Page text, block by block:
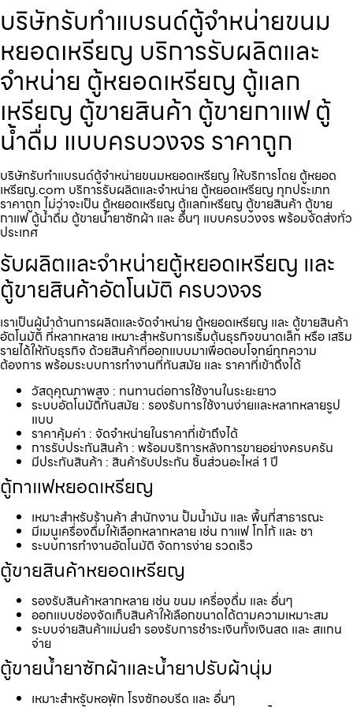
บริษัทรับทำแบรนด์ตู้จำหน่ายขนม
หยอดเหรียญ​ บริการรับผลิตและ
จำหน่าย ตู้หยอดเหรียญ ตู้แลก
เหรียญ ตู้ขายสินค้า ตู้ขายกาแฟ ตู้
น้ำดื่ม แบบครบวงจร ราคาถูก
บริษัทรับทำแบรนด์ตู้จำหน่ายขนมหยอดเหรียญ​ ให้บริการโดย ตู้หยอด
เหรียญ.com บริการรับผลิตและจำหน่าย ตู้หยอดเหรียญ ทุกประเภท
ราคาถูก ไม่ว่าจะเป็น ตู้หยอดเหรียญ ตู้แลกเหรียญ ตู้ขายสินค้า ตู้ขาย
กาแฟ ตู้น้ำดื่ม ตู้ขายน้ำยาซักผ้า และ อื่นๆ แบบครบวงจร พร้อมจัดส่งทั่ว
ประเทศ
รับผลิตและจำหน่ายตู้หยอดเหรียญ และ
ตู้ขายสินค้าอัตโนมัติ ครบวงจร
เราเป็นผู้นำด้านการผลิตและจัดจำหน่าย ตู้หยอดเหรียญ และ ตู้ขายสินค้า
อัตโนมัติ ที่หลากหลาย เหมาะสำหรับการเริ่มต้นธุรกิจขนาดเล็ก หรือ เสริม
รายได้ให้กับธุรกิจ ด้วยสินค้าที่ออกแบบมาเพื่อตอบโจทย์ทุกความ
ต้องการ พร้อมระบบการทำงานที่ทันสมัย และ ราคาที่เข้าถึงได้
วัสดุคุณภาพสูง : ทนทานต่อการใช้งานในระยะยาว
ระบบอัตโนมัติทันสมัย : รองรับการใช้งานง่ายและหลากหลายรูป
แบบ
ราคาคุ้มค่า : จัดจำหน่ายในราคาที่เข้าถึงได้
การรับประกันสินค้า : พร้อมบริการหลังการขายอย่างครบครัน
มีประกันสินค้า : สินค้ารับประกัน ชิ้นส่วนอะไหล่ 1 ปี
ตู้กาแฟหยอดเหรียญ
เหมาะสำหรับร้านค้า สำนักงาน ปั้มน้ำมัน และ พื้นที่สาธารณะ
มีเมนูเครื่องดื่มให้เลือกหลากหลาย เช่น กาแฟ โกโก้ และ ชา
ระบบการทำงานอัตโนมัติ จัดการง่าย รวดเร็ว
ตู้ขายสินค้าหยอดเหรียญ
รองรับสินค้าหลากหลาย เช่น ขนม เครื่องดื่ม และ อื่นๆ
ออกแบบช่องจัดเก็บสินค้าให้เลือกขนาดได้ตามความเหมาะสม
ระบบจ่ายสินค้าแม่นยำ รองรับการชำระเงินทั้งเงินสด และ สแกน
จ่าย
ตู้ขายน้ำยาซักผ้าและน้ำยาปรับผ้านุ่ม
เหมาะสำหรับหอพัก โรงซักอบรีด และ อื่นๆ